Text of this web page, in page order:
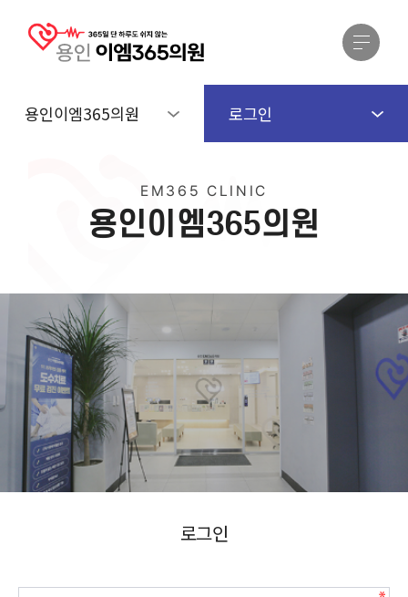
용인이엠365의원 로그인
EM365 CLINIC
용인이 엠365의 원
로그인